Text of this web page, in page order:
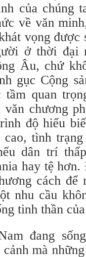
của chúng
về văn
vọng được
ở thời đại
Âu, chứ
gục Cộng
tầm quan
văn chương
độ hiểu
tình
dân trí
hay tệ
cách để
nhu cầu
tinh thần
đang
mà